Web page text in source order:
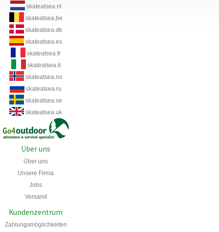
skateatsea.nl
skateatsea.be
skateatsea.dk
skateatsea.es
skateatsea.fr
skateatsea.it
skateatsea.no
skateatsea.ru
skateatsea.se
skateatsea.uk
Über uns
Über uns
Unsere Firma
Jobs
Versand
Kundenzentrum
Zahlungsmöglichkeiten